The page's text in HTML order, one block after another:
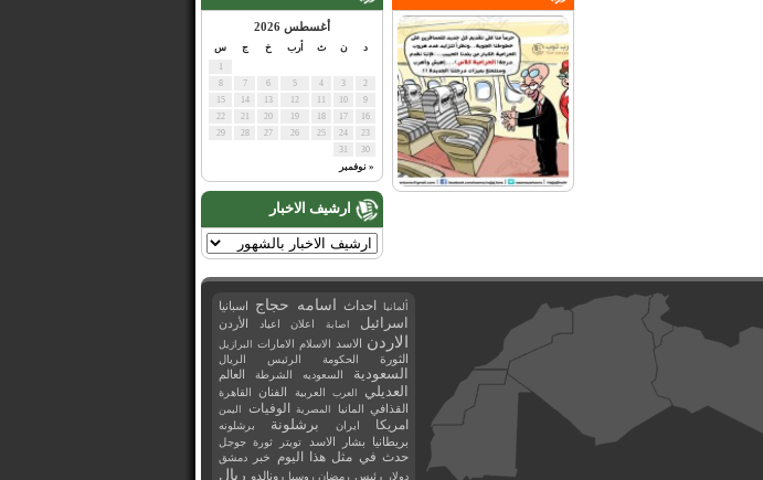
أغسطس 2026
د ن ث أرب خ ج س
« نوفمبر
2
3
4
5
6
7
8
9
10
12
13
14
15
16
17
18
19
20
21
22
23
24
25
26
27
28
29
30
31
ارشيف الاخبار
ألمانيا احداث اسامه حجاج اسبانيا
اسرائيل اصابة اعلان اعياد الأردن
الاردن الاسد الاسلام الامارات البرازيل
الثورة الحكومة الرئيس الريال
السعودية السعوديه الشرطة العالم
العديلي العرب العربية الفنان القاهرة
القذافي المانيا المصرية الوفيات اليمن
امريكا ايران برشلونة برشلونه
بريطانيا بشار الاسد تويتر ثورة جوجل
حدث في مثل هذا اليوم خبر
دمشق
دولار
رئيس رمضان روسيا رونالدو ريال